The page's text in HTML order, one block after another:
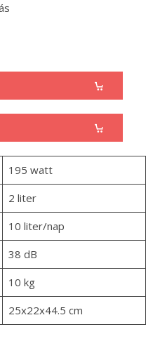
195 watt
2 liter
10 liter/nap
38 dB
10 kg
25x22x44.5 cm